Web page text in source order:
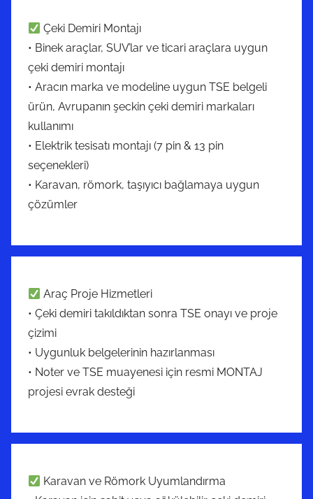
Çeki Demiri Montajı
• Binek araçlar, SUV’lar ve ticari araçlara uygun
çeki demiri montajı
• Aracın marka ve modeline uygun TSE belgeli
ürün, Avrupanın şeckin çeki demiri markaları
kullanımı
• Elektrik tesisatı montajı (7 pin & 13 pin
seçenekleri)
• Karavan, römork, taşıyıcı bağlamaya uygun
çözümler
Araç Proje Hizmetleri
• Çeki demiri takıldıktan sonra TSE onayı ve proje
çizimi
• Uygunluk belgelerinin hazırlanması
• Noter ve TSE muayenesi için resmi MONTAJ
projesi evrak desteği
Karavan ve Römork Uyumlandırma